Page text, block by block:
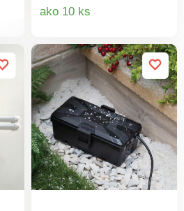
zavesiť tyče na háčiky.
ako 10 ks